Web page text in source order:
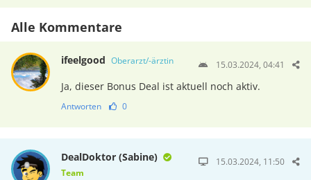
Alle Kommentare
ifeelgood Oberarzt/-ärztin 15.03.2024, 04:41
Ja, dieser Bonus Deal ist aktuell noch aktiv.
Antworten 0
DealDoktor (Sabine)
Team
15.03.2024, 11:50